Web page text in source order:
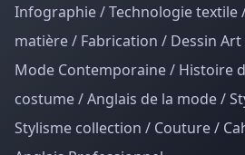
Infographie / Technologie textile
matière / Fabrication / Dessin
Mode Contemporaine / Histoire
costume / Anglais de la mode /
Stylisme collection / Couture /